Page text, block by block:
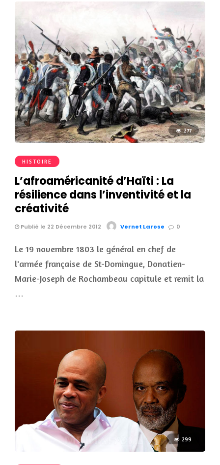
277
HISTOIRE
L’afroaméricanité d’Haïti : La
résilience dans l’inventivité et la
créativité
Publié le 22 Décembre 2012 Vernet Larose 0
Le 19 novembre 1803 le général en chef de
l'armée française de St-Domingue, Donatien-
Marie-Joseph de Rochambeau capitule et remit la
…
299